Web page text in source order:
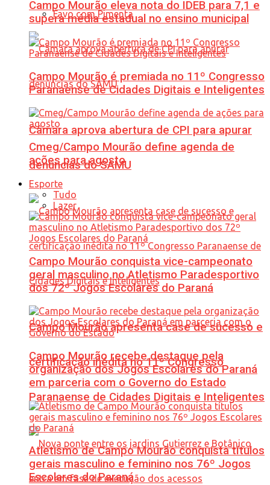
Favo com Pimenta
Câmara aprova abertura de CPI para apurar
denúncias do SAMU
Campo Mourão apresenta case de sucesso e
certificação inédita no 11º Congresso
Paranaense de Cidades Digitais e Inteligentes
Campo Mourão eleva nota do IDEB para 7,1 e
supera média estadual no ensino municipal
Campo Mourão é premiada no 11º Congresso
Paranaense de Cidades Digitais e Inteligentes
Cmeg/Campo Mourão define agenda de
ações para agosto
Esporte
Tudo
Lazer
Campo Mourão conquista vice-campeonato
geral masculino no Atletismo Paradesportivo
dos 72º Jogos Escolares do Paraná
Campo Mourão recebe destaque pela
organização dos Jogos Escolares do Paraná
em parceria com o Governo do Estado
Atletismo de Campo Mourão conquista títulos
gerais masculino e feminino nos 76º Jogos
Escolares do Paraná